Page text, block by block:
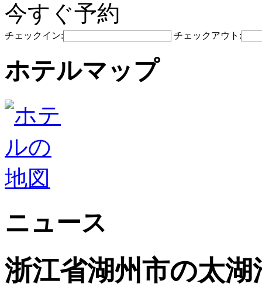
今すぐ予約
チェックイン: チェックアウト:
ホテルマップ
ニュース
浙江省湖州市の太